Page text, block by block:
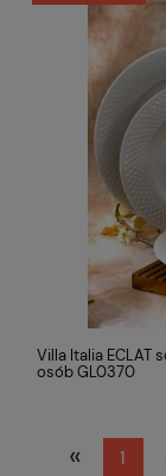
Villa Italia ECLAT
osób GL0370
« 1